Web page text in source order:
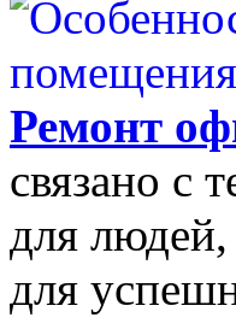
Ремонт
связано с
для людей,
для